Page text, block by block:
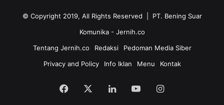
© Copyright 2019, All Rights Reserved | PT. Bening Suar
Komunika - Jernih.co
Tentang Jernih.co
Redaksi
Pedoman Media Siber
Privacy and Policy
Info Iklan Menu Kontak
Facebook LinkedInYouTubeInstagram